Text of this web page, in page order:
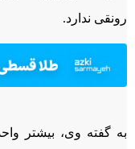
رونقی ندارد.